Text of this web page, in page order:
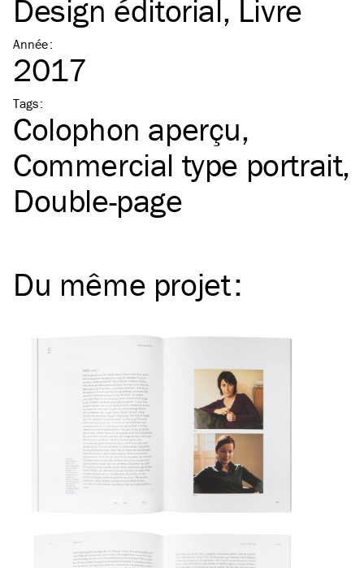
Design éditorial Livre
Année:
2017
Tags:
Colophon aperçu
Commercial type portrait
Double-page
Du même projet: